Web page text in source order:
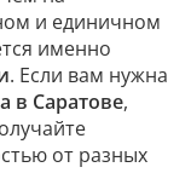
и единичном
именно
. Если вам нужна
в Саратове,
от разных